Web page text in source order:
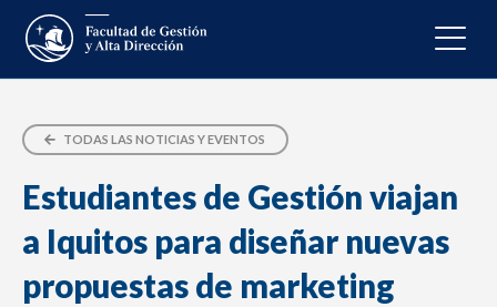
TODAS LAS NOTICIAS Y EVENTOS
Estudiantes de Gestión viajan
a Iquitos para diseñar nuevas
propuestas de marketing